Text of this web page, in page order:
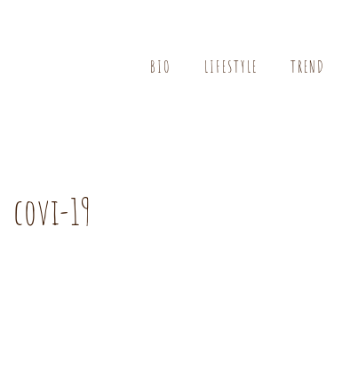
BIO LIFESTYLE TREND
covi-19